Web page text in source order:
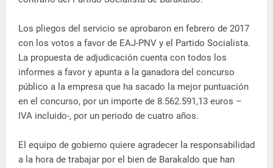
Los pliegos del servicio se aprobaron en febrero de 2017
con los votos a favor de EAJ-PNV y el Partido Socialista.
La propuesta de adjudicación cuenta con todos los
informes a favor y apunta a la ganadora del concurso
público a la empresa que ha sacado la mejor puntuación
en el concurso, por un importe de 8.562.591,13 euros –
IVA incluido-, por un periodo de cuatro años.
El equipo de gobierno quiere agradecer la responsabilidad
a la hora de trabajar por el bien de Barakaldo que han